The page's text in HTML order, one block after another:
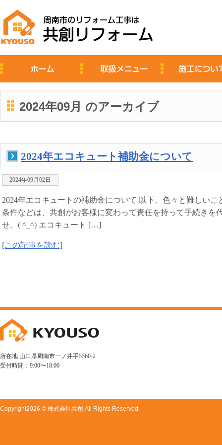
2024年09月 のアーカイブ
2024年エコキュート補助金について
2024年09月02日
2024年エコキュートの補助金について 以下、色々と難しい
条件などは、共創がお客様に変わって責任を持って手続きを
せ。( ^_^) エコキュート […]
[この記事を読む]
所在地 山口県周南市一ノ井手5560-2
受付時間：9:00〜18:00
Copyright2026 © 株式会社共創 All Rights Reserved.